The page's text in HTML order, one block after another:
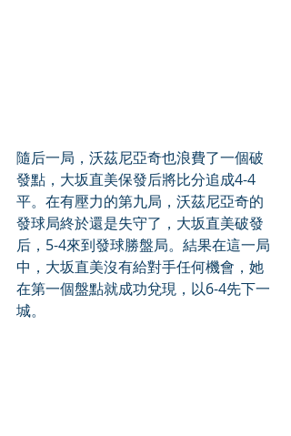
隨后一局，沃茲尼亞奇也浪費了一個破
發點，大坂直美保發后將比分追成4-4
平。在有壓力的第九局，沃茲尼亞奇的
發球局終於還是失守了，大坂直美破發
后，5-4來到發球勝盤局。結果在這一局
中，大坂直美沒有給對手任何機會，她
在第一個盤點就成功兌現，以6-4先下一
城。